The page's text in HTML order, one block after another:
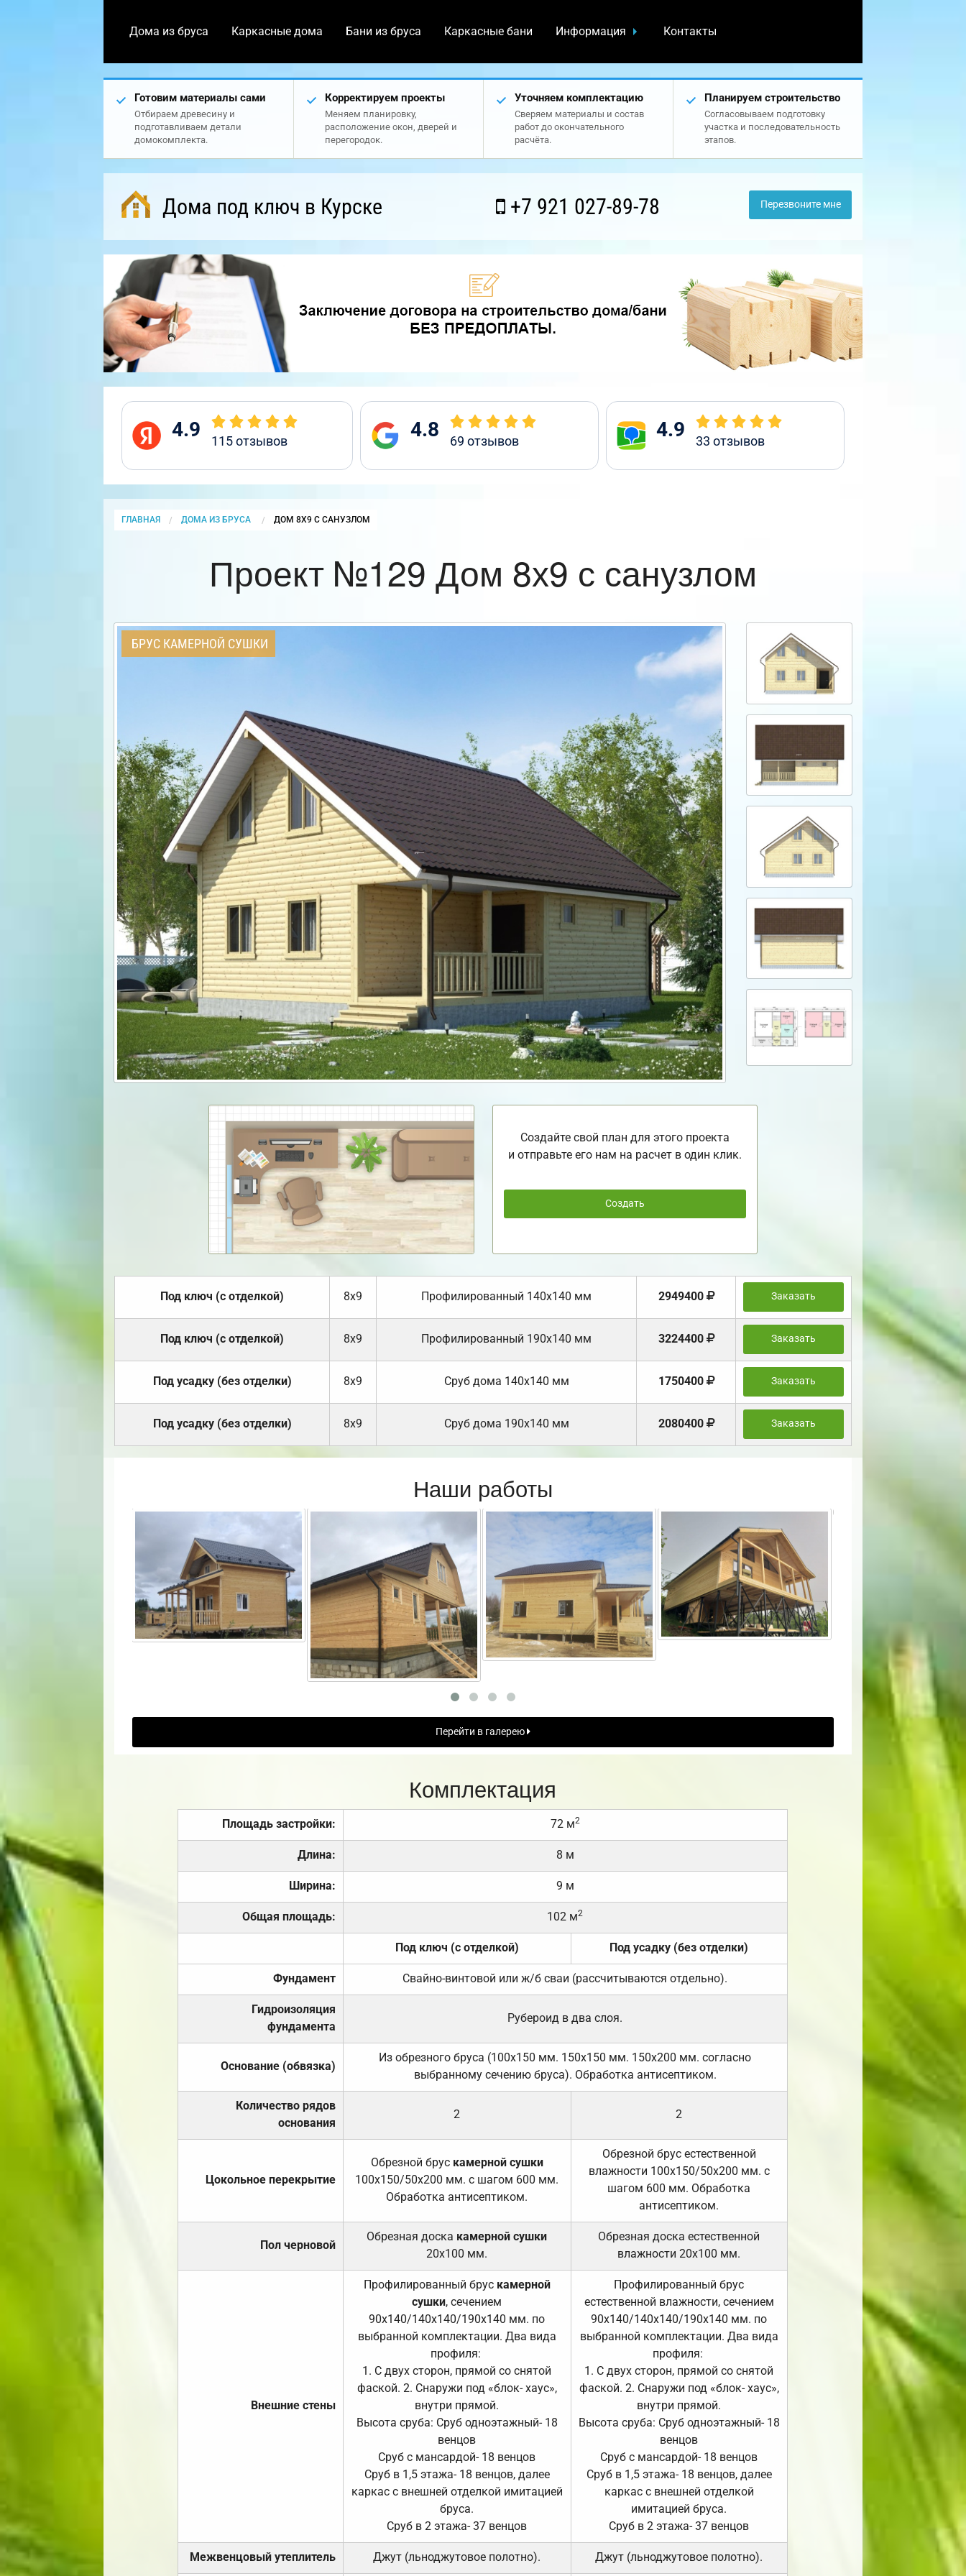
Дома из бруса Каркасные дома Бани из бруса Каркасные бани Информация Контакты
Готовим материалы сами
Отбираем древесину и
подготавливаем детали
домокомплекта.
Корректируем проекты
Меняем планировку,
расположение окон, дверей и
перегородок.
Уточняем комплектацию
Сверяем материалы и состав
работ до окончательного
расчёта.
Планируем строительство
Согласовываем подготовку
участка и последовательность
этапов.
Дома под ключ в Курске +7 921 027-89-78 Перезвоните мне
4.9 115отзывов 4.8 69 отзывов 4.9 33 отзывов
ГЛАВНАЯ ДОМА ИЗ БРУСА CURRENT:
ДОМ 8Х9 С САНУЗЛОМ
Проект №129 Дом 8х9 с санузлом
БРУС КАМЕРНОЙ СУШКИ
Создайте свой план для этого проекта
и отправьте его нам на расчет в один клик.
Создать
Под ключ (с отделкой) 8х9 Профилированный 140х140 мм 2949400 Заказать
Под ключ (с отделкой) 8х9 Профилированный 190х140 мм 3224400 Заказать
Под усадку (без отделки) 8х9 Cруб дома 140х140 мм 1750400 Заказать
Под усадку (без отделки) 8х9 Cруб дома 190х140 мм 2080400 Заказать
Наши работы
Перейти в галерею
Комплектация
Площадь застройки: 72 м2
Длина: 8 м
Ширина: 9 м
Общая площадь: 102 м2
Под ключ (с отделкой) Под усадку (без отделки)
Фундамент Свайно-винтовой или ж/б сваи (рассчитываются отдельно).
Гидроизоляция
фундамента
Рубероид в два слоя.
Основание (обвязка)
Из обрезного бруса (100х150 мм. 150х150 мм. 150х200 мм. согласно
выбранному сечению бруса). Обработка антисептиком.
Количество рядов
основания
2 2
Цокольное перекрытие
Обрезной брус камерной сушки
100х150/50х200 мм. с шагом 600 мм.
Обработка антисептиком.
Обрезной брус естественной
влажности 100х150/50х200 мм. с
шагом 600 мм. Обработка
антисептиком.
Пол черновой
Обрезная доска камерной сушки
20х100 мм.
Обрезная доска естественной
влажности 20х100 мм.
Внешние стены
Профилированный брус камерной
сушки, сечением
90х140/140х140/190х140 мм. по
выбранной комплектации. Два вида
профиля:
1. С двух сторон, прямой со снятой
фаской. 2. Снаружи под «блок- хаус»,
внутри прямой.
Высота сруба: Сруб одноэтажный- 18
венцов
Сруб с мансардой- 18 венцов
Сруб в 1,5 этажа- 18 венцов, далее
каркас с внешней отделкой имитацией
бруса.
Сруб в 2 этажа- 37 венцов
Профилированный брус
естественной влажности, сечением
90х140/140х140/190х140 мм. по
выбранной комплектации. Два вида
профиля:
1. С двух сторон, прямой со снятой
фаской. 2. Снаружи под «блок- хаус»,
внутри прямой.
Высота сруба: Сруб одноэтажный- 18
венцов
Сруб с мансардой- 18 венцов
Сруб в 1,5 этажа- 18 венцов, далее
каркас с внешней отделкой
имитацией бруса.
Сруб в 2 этажа- 37 венцов
Межвенцовый утеплитель Джут (льноджутовое полотно). Джут (льноджутовое полотно).